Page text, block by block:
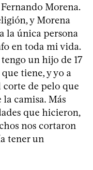
Morena.
y Morena
la única persona
en toda mi vida.
un hijo de 17
tiene, y yo a
corte de pelo que
camisa. Más
que hicieron,
nos cortaron
tener un